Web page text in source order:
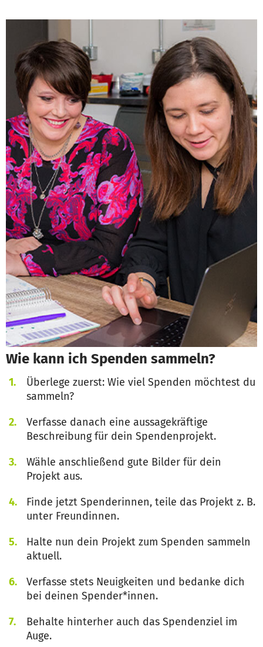
Wie kann ich Spenden sammeln?
Überlege zuerst: Wie viel Spenden möchtest du
sammeln?
Verfasse danach eine aussagekräftige
Beschreibung für dein Spendenprojekt.
Wähle anschließend gute Bilder für dein
Projekt aus.
Finde jetzt Spenderinnen, teile das Projekt z. B.
unter Freundinnen.
Halte nun dein Projekt zum Spenden sammeln
aktuell.
Verfasse stets Neuigkeiten und bedanke dich
bei deinen Spender*innen.
Behalte hinterher auch das Spendenziel im
Auge.